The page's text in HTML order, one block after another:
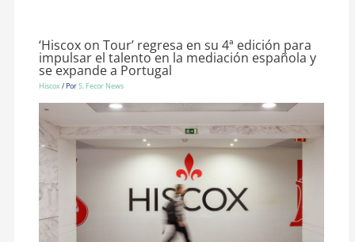
‘Hiscox on Tour’ regresa en su 4ª edición para
impulsar el talento en la mediación española y
se expande a Portugal
Hiscox / PorS. Fecor News